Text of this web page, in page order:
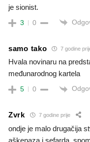
je sionist.
3 0
samo tako 7 godine
Hvala novinaru na
međunarodnog kartela
5 0
Zvrk 7 godine prije
ondje je malo drugačija
aškenaza i sefarda.